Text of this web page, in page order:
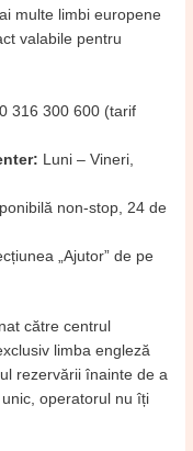
multe limbi europene
valabile pentru
316 300 600 (tarif
Luni – Vineri,
non-stop, 24 de
„Ajutor” de pe
către centrul
limba engleză
rezervării înainte de a
operatorul nu îți